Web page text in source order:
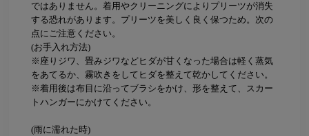
ではありません。着用やクリーニングによりプリーツが消失
する恐れがあります。プリーツを美しく良く保つため。次の
点にご注意ください。
(お手入れ方法)
※座りジワ、畳みジワなどヒダが甘くなった場合は軽く蒸気
をあてるか、霧吹きをしてヒダを整えて乾かしてください。
※着用後は布目に沿ってブラシをかけ、形を整えて、スカー
トハンガーにかけてください。
(雨に濡れた時)